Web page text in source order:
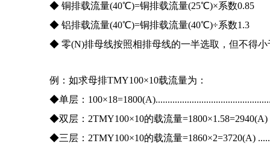
◆ 铜排载流量(40℃)=铜排载流量(25℃)×系数0.85
◆ 铝排载流量(40℃)=铜排载流量(40℃)÷系数1.3
◆ 零(N)排母线按照相排母线的一半选取，但不得小
例：如求母排TMY100×10载流量为：
◆单层：
◆双层：2TMY100×10的载流量
◆三层：2TMY100×10的载流量=1860×2=3720(A)